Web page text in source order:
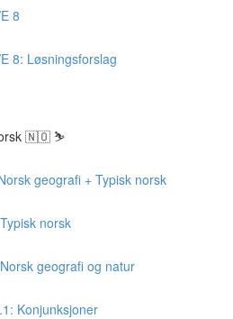
8
8: Løsningsforslag
🇳🇴 ⛷
geografi + Typisk norsk
norsk
geografi og natur
Konjunksjoner